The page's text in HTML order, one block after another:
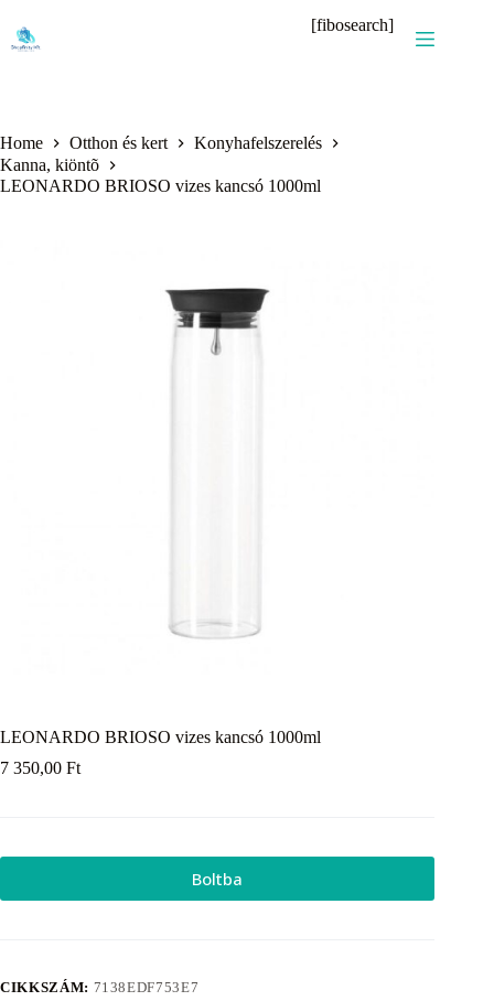
content
[fibosearch]
Home Otthon és kert
Konyhafelszerelés
Kanna, kiöntõ
LEONARDO BRIOSO vizes kancsó 1000ml
LEONARDO BRIOSO vizes kancsó 1000ml
7 350,00 Ft
Boltba
CIKKSZÁM: 7138EDF753E7